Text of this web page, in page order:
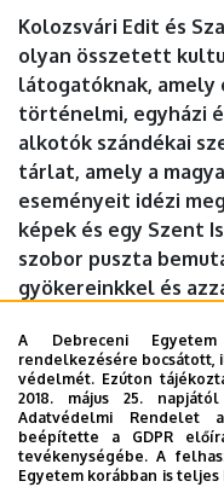
DEBRECENI
EGYETEM
Kolozsvári Edit és
olyan összetett
látogatóknak, amely
történelmi, egyházi
alkotók szándékai
tárlat, amely a
eseményeit idézi
képek és egy Szent
szobor puszta
gyökereinkkel és
Tiszántúli
Szántóné Fábián
meg. Közreműködik
Időpont:2026. június
A Debreceni
rendelkezésére bocsátott,
védelmét. Ezúton
2018. május 25.
Adatvédelmi Rendelet
beépítette a GDPR
tevékenységébe. A
Egyetem korábban is